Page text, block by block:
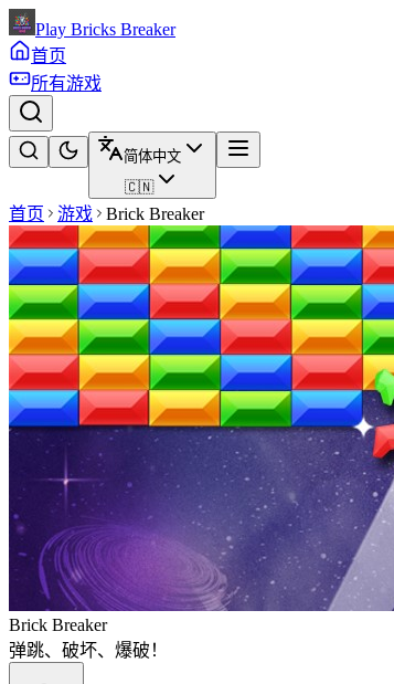
Play Bricks Breaker
首页
所有游戏
简体中文
🇨🇳
首页 游戏 Brick Breaker
Brick Breaker
弹跳、破坏、爆破！